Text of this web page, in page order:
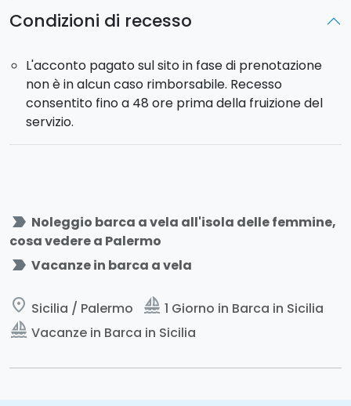
Condizioni di recesso
L'acconto pagato sul sito in fase di prenotazione
non è in alcun caso rimborsabile. Recesso
consentito fino a 48 ore prima della fruizione del
servizio.
label_important Noleggio barca a vela all'isola delle femmine,
cosa vedere a Palermo
label_important Vacanze in barca a vela
place Sicilia / Palermo sailing 1 Giorno in Barca in Sicilia
sailing Vacanze in Barca in Sicilia